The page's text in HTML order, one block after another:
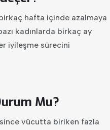
hafta içinde azalmaya
kadınlarda birkaç ay
iyileşme sürecini
Mu?
vücutta biriken fazla